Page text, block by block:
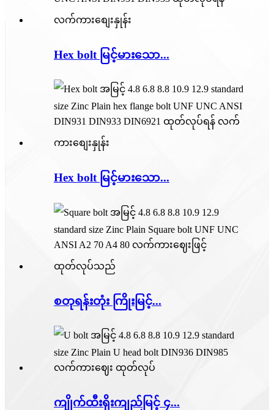
Hex bolt မြင့်​မား​သော...
Hex bolt မြင့်​မား​သော...
စတုရန်းတုံး ကြိုးမြင့်...
ကျိုက်ထီးရိုးကျည်မြင့် ၄...